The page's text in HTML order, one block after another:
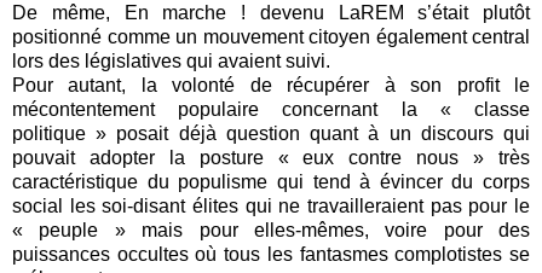
De même, En marche ! devenu LaREM s’était plutôt
positionné comme un mouvement citoyen également central
lors des législatives qui avaient suivi.
Pour autant, la volonté de récupérer à son profit le
mécontentement populaire concernant la « classe
politique » posait déjà question quant à un discours qui
pouvait adopter la posture « eux contre nous » très
caractéristique du populisme qui tend à évincer du corps
social les soi-disant élites qui ne travailleraient pas pour le
« peuple » mais pour elles-mêmes, voire pour des
puissances occultes où tous les fantasmes complotistes se